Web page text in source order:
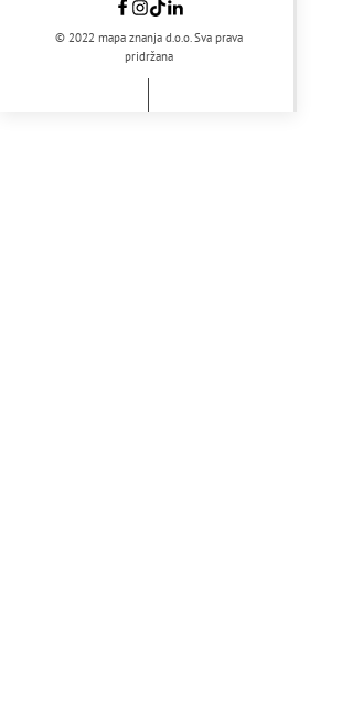
© 2022 mapa znanja d.o.o. Sva prava
pridržana